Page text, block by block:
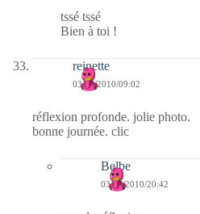
tssé tssé
Bien à toi !
reinette
03/03/2010/09:02
réflexion profonde. jolie photo.
bonne journée. clic
Belbe
03/03/2010/20:42